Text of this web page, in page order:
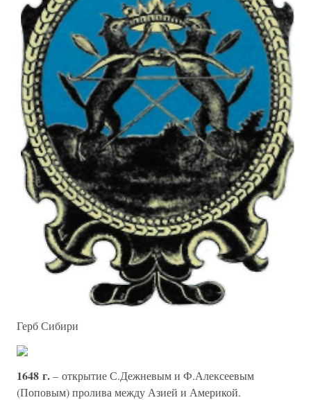
Герб Сибири
1648 г.– открытие С.Дежневым и Ф.Алексеевым
(Поповым) пролива между Азией и Америкой.